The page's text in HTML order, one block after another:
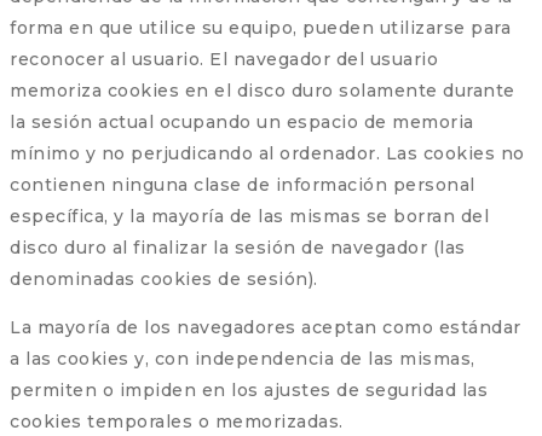
forma en que utilice su equipo, pueden utilizarse para
reconocer al usuario. El navegador del usuario
memoriza cookies en el disco duro solamente durante
la sesión actual ocupando un espacio de memoria
mínimo y no perjudicando al ordenador. Las cookies no
contienen ninguna clase de información personal
específica, y la mayoría de las mismas se borran del
disco duro al finalizar la sesión de navegador (las
denominadas cookies de sesión).
La mayoría de los navegadores aceptan como estándar
a las cookies y, con independencia de las mismas,
permiten o impiden en los ajustes de seguridad las
cookies temporales o memorizadas.